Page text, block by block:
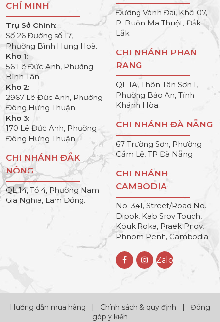
CHÍ MINH
Trụ Sở Chính:
Số 26 Đường số 17,
Phường Bình Hưng Hoà.
Kho 1:
56 Lê Đức Anh, Phường
Bình Tân.
Kho 2:
2967 Lê Đức Anh, Phường
Đông Hưng Thuận.
Kho 3:
170 Lê Đức Anh, Phường
Đông Hưng Thuận.
CHI NHÁNH ĐẮK
NÔNG
QL 14, Tổ 4, Phường Nam
Gia Nghĩa, Lâm Đồng.
Đường Vành Đai, Khối 07,
P. Buôn Ma Thuột, Đắk
Lắk.
CHI NHÁNH PHAN
RANG
QL 1A, Thôn Tân Sơn 1,
Phường Bảo An, Tỉnh
Khánh Hòa.
CHI NHÁNH ĐÀ NẴNG
67 Trường Sơn, Phường
Cẩm Lệ, TP Đà Nẵng.
CHI NHÁNH
CAMBODIA
No. 341, Street/Road No.
Dipok, Kab Srov Touch,
Kouk Roka, Praek Pnov,
Phnom Penh, Cambodia
Zalo
Hướng dẫn mua hàng | Chính sách & quy định | Đóng
góp ý kiến